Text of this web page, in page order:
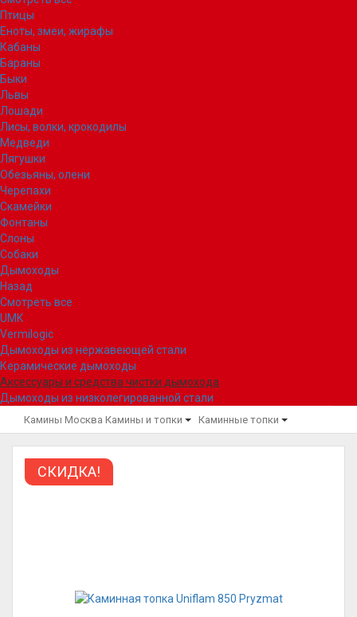
Птицы
Еноты, змеи, жирафы
Кабаны
Бараны
Быки
Львы
Лошади
Лисы, волки, крокодилы
Медведи
Лягушки
Обезьяны, олени
Черепахи
Скамейки
Фонтаны
Слоны
Собаки
Дымоходы
Назад
Смотреть все
UMK
Vermilogic
Дымоходы из нержавеющей стали
Керамические дымоходы
Аксессуары и средства чистки дымохода
Дымоходы из низколегированной стали
Камины Москва Камины и топки Каминные топки
СКИДКА!